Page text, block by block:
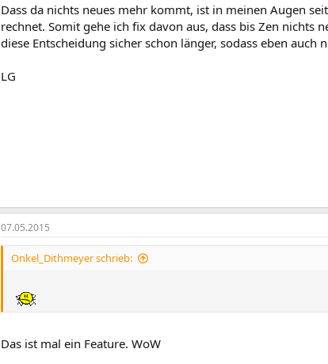
Dass da nichts neues mehr kommt, ist in meinen Augen
rechnet. Somit gehe ich fix davon aus, dass bis Zen nichts
diese Entscheidung sicher schon länger, sodass eben
LG
07.05.2015
Onkel_Dithmeyer schrieb:
Das ist mal ein Feature. WoW